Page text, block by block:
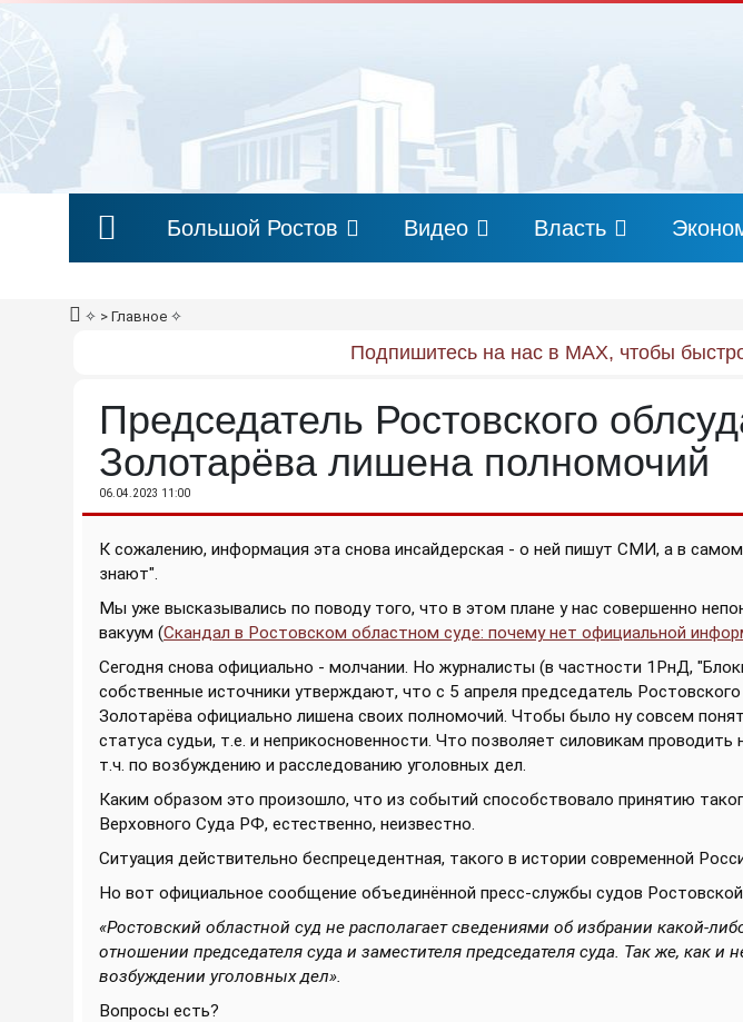
Большой Ростов Видео Власть
✧ > Главное ✧
Подпишитесь на нас в MAX, чтобы
Председатель Ростовского
Золотарёва лишена полномочий
06.04.2023 11:00
К сожалению, информация эта снова инсайдерская - о ней пишут СМИ, а в
знают".
Мы уже высказывались по поводу того, что в этом плане у нас совершенно
вакуум (Скандал в Ростовском областном суде: почему нет официальной
Сегодня снова официально - молчании. Но журналисты (в частности 1РнД,
собственные источники утверждают, что с 5 апреля председатель
Золотарёва официально лишена своих полномочий. Чтобы было ну совсем
статуса судьи, т.е. и неприкосновенности. Что позволяет силовикам
т.ч. по возбуждению и расследованию уголовных дел.
Каким образом это произошло, что из событий способствовало принятию
Верховного Суда РФ, естественно, неизвестно.
Ситуация действительно беспрецедентная, такого в истории современной
Но вот официальное сообщение объединённой пресс-службы судов
«Ростовский областной суд не располагает сведениями об избрании какой-
отношении председателя суда и заместителя председателя суда. Так же, как и
возбуждении уголовных дел».
Вопросы есть?